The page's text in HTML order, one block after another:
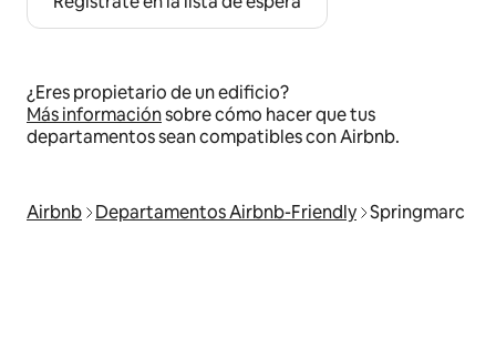
¿Eres propietario de un edificio?
Más informaciónsobre cómo hacer que tus
departamentos sean compatibles con Airbnb.
Airbnb Departamentos Airbnb-Friendly Springmarc